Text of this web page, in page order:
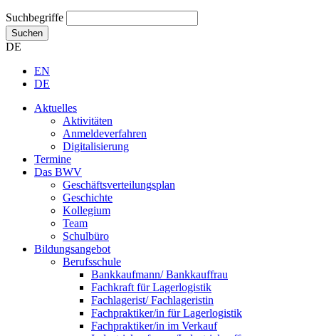
Suchbegriffe
Suchen
DE
EN
DE
Aktuelles
Aktivitäten
Anmeldeverfahren
Digitalisierung
Termine
Das BWV
Geschäftsverteilungsplan
Geschichte
Kollegium
Team
Schulbüro
Bildungsangebot
Berufsschule
Bankkaufmann/ Bankkauffrau
Fachkraft für Lagerlogistik
Fachlagerist/ Fachlageristin
Fachpraktiker/in für Lagerlogistik
Fachpraktiker/in im Verkauf